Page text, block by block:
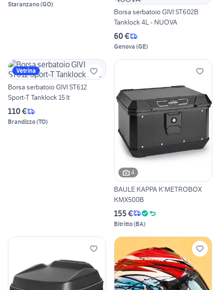
Staranzano(GO)
Borsa serbatoio GIVI ST602B
Tanklock 4L - NUOVA
60 €
Genova (GE)
Vetrina
Borsa serbatoio GIVI ST612
Sport-T Tanklock 15 lt
110 €
Brandizzo(TO)
4
BAULE KAPPA K’METROBOX
KMX500B
155 €
Bitritto(BA)